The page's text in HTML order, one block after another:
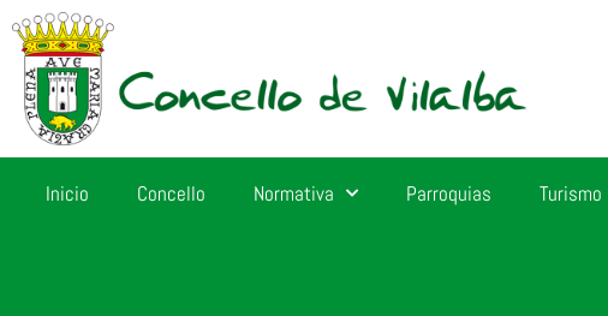
Inicio Concello Normativa Parroquias Turismo